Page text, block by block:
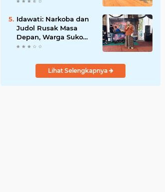
Idawati: Narkoba dan
Judol Rusak Masa
Depan, Warga Suko
Awin Jaya Diminta
Lihat Selengkapnya